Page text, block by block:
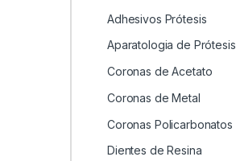
Adhesivos Prótesis
Aparatologia de Prótesis
Coronas de Acetato
Coronas de Metal
Coronas Policarbonatos
Dientes de Resina